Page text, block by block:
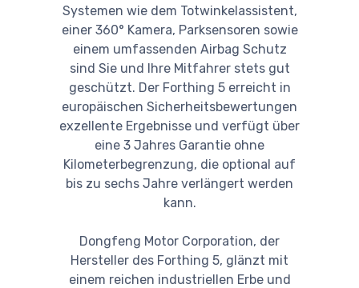
Systemen wie dem Totwinkelassistent,
einer 360° Kamera, Parksensoren sowie
einem umfassenden Airbag Schutz
sind Sie und Ihre Mitfahrer stets gut
geschützt. Der Forthing 5 erreicht in
europäischen Sicherheitsbewertungen
exzellente Ergebnisse und verfügt über
eine 3 Jahres Garantie ohne
Kilometerbegrenzung, die optional auf
bis zu sechs Jahre verlängert werden
kann.
Dongfeng Motor Corporation, der
Hersteller des Forthing 5, glänzt mit
einem reichen industriellen Erbe und